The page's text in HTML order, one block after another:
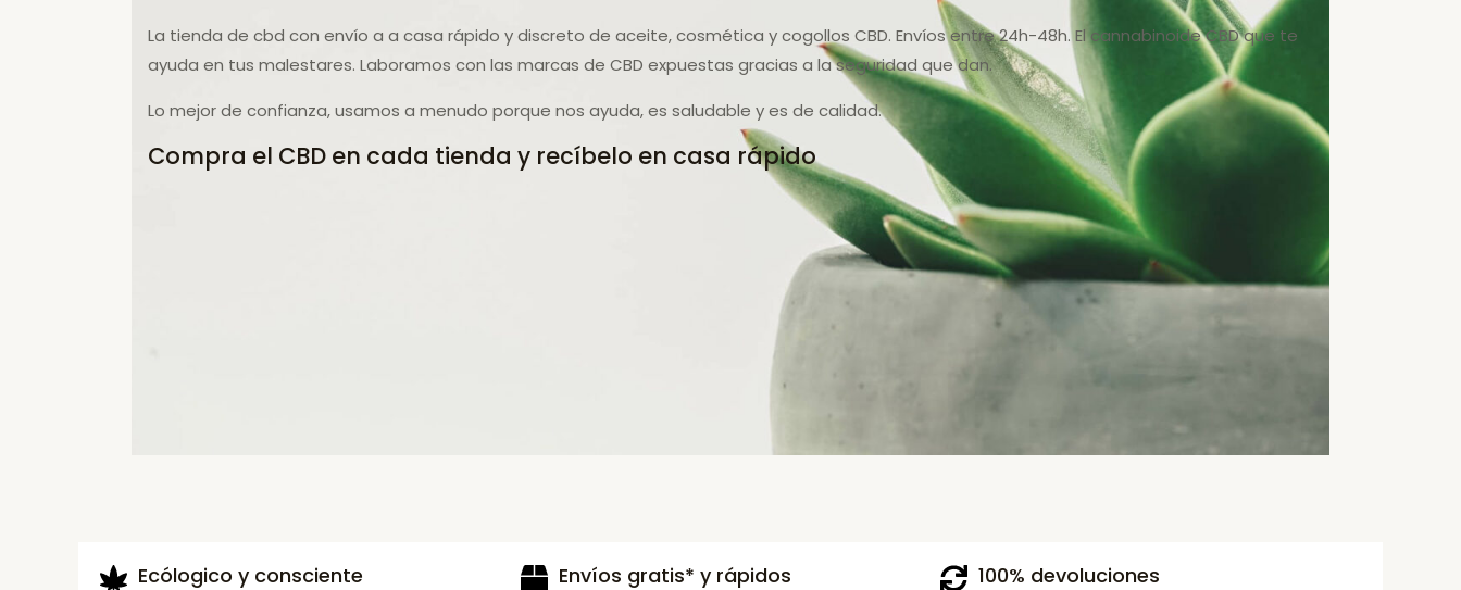
La tienda de cbd con envío a a casa rápido y discreto de aceite, cosmética y cogollos CBD. Envíos entre 24h-48h. El cannabinoide CBD que te
ayuda en tus malestares. Laboramos con las marcas de CBD expuestas gracias a la seguridad que dan.
Lo mejor de confianza, usamos a menudo porque nos ayuda, es saludable y es de calidad.
Compra el CBD en cada tienda y recíbelo en casa rápido
Ecólogico y consciente Envíos gratis* y rápidos 100% devoluciones